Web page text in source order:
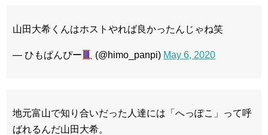
山田大希くんはホストやれば良かったんじゃね笑
— ひもぱんぴー (@himo_panpi) May 6, 2020
地元富山で知り合いだった人達には「へっぽこ」って呼
ばれるんだ山田大希。